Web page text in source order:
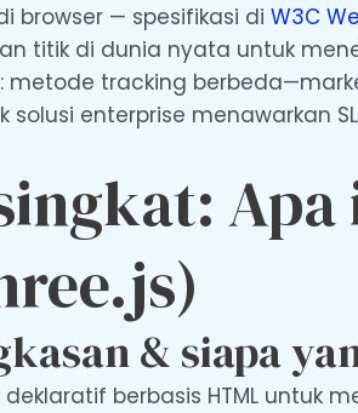
browser — spesifikasi di W3C
titik di dunia nyata untuk
: metode tracking
enterprise menawarkan
Apa
& siapa
berbasis HTML untuk